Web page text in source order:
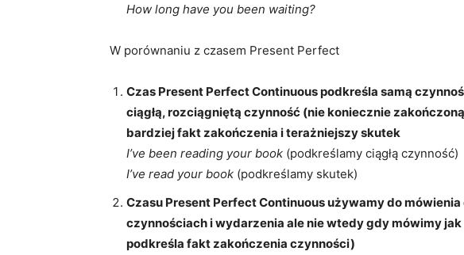
How long have you been waiting?
W porównaniu z czasem Present Perfect
Czas Present Perfect Continuous podkreśla samą
ciągłą, rozciągniętą czynność (nie koniecznie
bardziej fakt zakończenia i terażniejszy skutek
I’ve been reading your book (podkreślamy ciągłą czynność)
I’ve read your book (podkreślamy skutek)
Czasu Present Perfect Continuous używamy do
czynnościach i wydarzenia ale nie wtedy gdy mówimy
podkreśla fakt zakończenia czynności)